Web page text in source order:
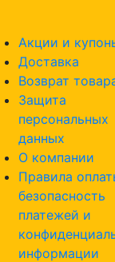
Акции и
Доставка
Возврат
Защита
персональных
данных
О компании
Правила
безопасность
платежей и
информации